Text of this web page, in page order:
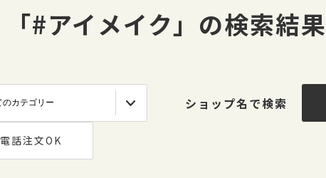
「#アイメイク」の検索結果
ショップ名で検索
電話注文OK